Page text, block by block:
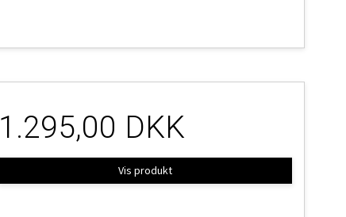
1.295,00 DKK
Vis produkt